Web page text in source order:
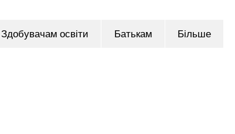
Здобувачам освіти Батькам Більше